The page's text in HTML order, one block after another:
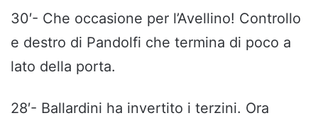
30′- Che occasione per l’Avellino! Controllo
e destro di Pandolfi che termina di poco a
lato della porta.
28′- Ballardini ha invertito i terzini. Ora